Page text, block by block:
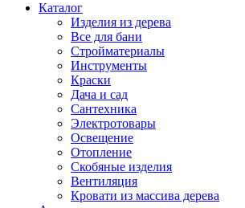
Каталог
Изделия из дерева
Все для бани
Стройматериалы
Инструменты
Краски
Дача и сад
Сантехника
Электротовары
Освещение
Отопление
Скобяные изделия
Вентиляция
Кровати из массива дерева